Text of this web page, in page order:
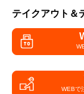
テイクアウト＆
WEBで